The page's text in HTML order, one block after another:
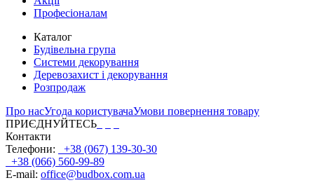
Професіоналам
Каталог
Будівельна група
Системи декорування
Деревозахист і декорування
Розпродаж
Про насУгода користувачаУмови повернення товару
ПРИЄДНУЙТЕСЬ
Контакти
Телефони:
+38 (067) 139-30-30
+38 (066) 560-99-89
E-mail: office@budbox.com.ua